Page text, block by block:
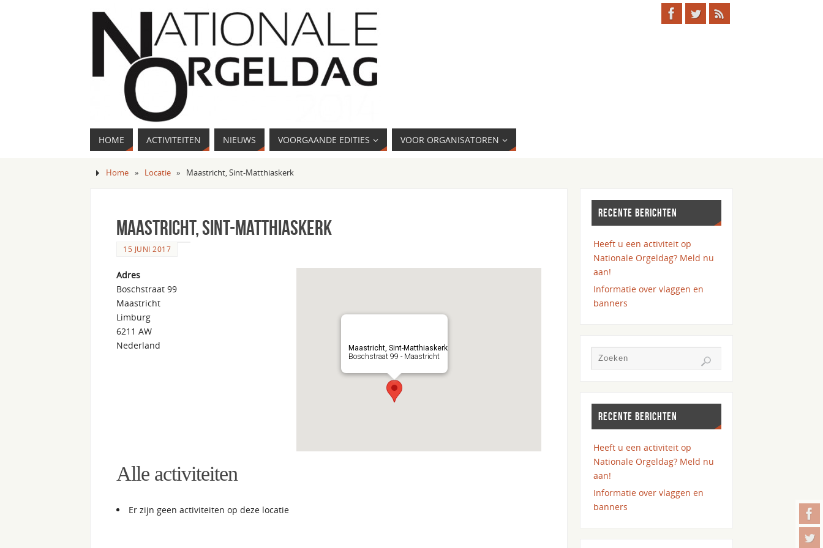
HOME ACTIVITEITEN NIEUWS VOORGAANDE EDITIES VOOR ORGANISATOREN
Home » Locatie » Maastricht, Sint-Matthiaskerk
Maastricht, Sint-Matthiaskerk
15 JUNI 2017
Maastricht, Sint-Matthiaskerk
Boschstraat 99 - Maastricht
Adres
Boschstraat 99
Maastricht
Limburg
6211 AW
Nederland
Alle activiteiten
Er zijn geen activiteiten op deze locatie
RECENTE BERICHTEN
Heeft u een activiteit op
Nationale Orgeldag? Meld nu
aan!
Informatie over vlaggen en
banners
RECENTE BERICHTEN
Heeft u een activiteit op
Nationale Orgeldag? Meld nu
aan!
Informatie over vlaggen en
banners